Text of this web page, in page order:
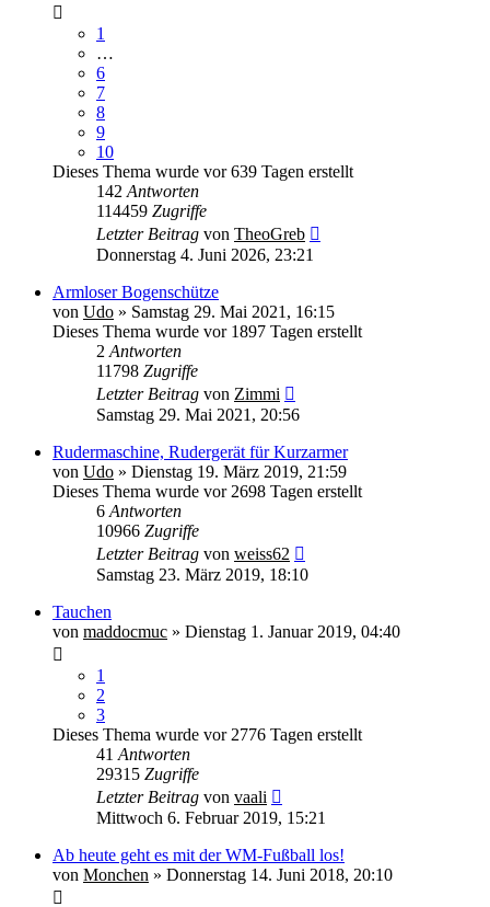
1
…
6
7
8
9
10
Dieses Thema wurde vor 639 Tagen erstellt
142 Antworten
114459 Zugriffe
Letzter Beitrag von TheoGreb
Donnerstag 4. Juni 2026, 23:21
Armloser Bogenschütze
von Udo » Samstag 29. Mai 2021, 16:15
Dieses Thema wurde vor 1897 Tagen erstellt
2 Antworten
11798 Zugriffe
Letzter Beitrag von Zimmi
Samstag 29. Mai 2021, 20:56
Rudermaschine, Rudergerät für Kurzarmer
von Udo » Dienstag 19. März 2019, 21:59
Dieses Thema wurde vor 2698 Tagen erstellt
6 Antworten
10966 Zugriffe
Letzter Beitrag von weiss62
Samstag 23. März 2019, 18:10
Tauchen
von maddocmuc » Dienstag 1. Januar 2019, 04:40
1
2
3
Dieses Thema wurde vor 2776 Tagen erstellt
41 Antworten
29315 Zugriffe
Letzter Beitrag von vaali
Mittwoch 6. Februar 2019, 15:21
Ab heute geht es mit der WM-Fußball los!
von Monchen » Donnerstag 14. Juni 2018, 20:10